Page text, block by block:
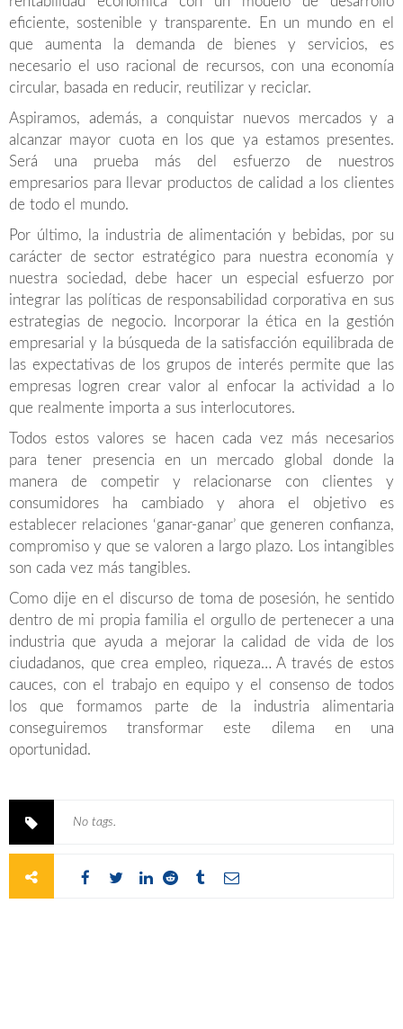
eficiente, sostenible y transparente. En un mundo en el
que aumenta la demanda de bienes y servicios, es
necesario el uso racional de recursos, con una economía
circular, basada en reducir, reutilizar y reciclar.
Aspiramos, además, a conquistar nuevos mercados y a
alcanzar mayor cuota en los que ya estamos presentes.
Será una prueba más del esfuerzo de nuestros
empresarios para llevar productos de calidad a los clientes
de todo el mundo.
Por último, la industria de alimentación y bebidas, por su
carácter de sector estratégico para nuestra economía y
nuestra sociedad, debe hacer un especial esfuerzo por
integrar las políticas de responsabilidad corporativa en sus
estrategias de negocio. Incorporar la ética en la gestión
empresarial y la búsqueda de la satisfacción equilibrada de
las expectativas de los grupos de interés permite que las
empresas logren crear valor al enfocar la actividad a lo
que realmente importa a sus interlocutores.
Todos estos valores se hacen cada vez más necesarios
para tener presencia en un mercado global donde la
manera de competir y relacionarse con clientes y
consumidores ha cambiado y ahora el objetivo es
establecer relaciones ‘ganar-ganar’ que generen confianza,
compromiso y que se valoren a largo plazo. Los intangibles
son cada vez más tangibles.
Como dije en el discurso de toma de posesión, he sentido
dentro de mi propia familia el orgullo de pertenecer a una
industria que ayuda a mejorar la calidad de vida de los
ciudadanos, que crea empleo, riqueza… A través de estos
cauces, con el trabajo en equipo y el consenso de todos
los que formamos parte de la industria alimentaria
conseguiremos transformar este dilema en una
oportunidad.
No tags.